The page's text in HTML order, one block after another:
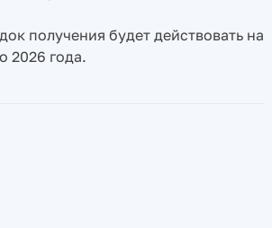
получения будет действовать на
2026 года.